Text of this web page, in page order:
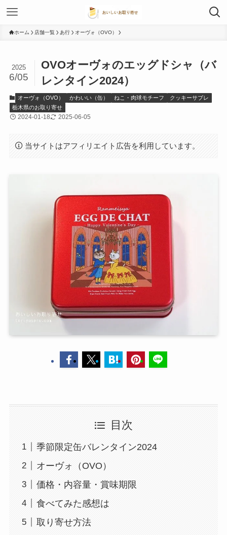
ホーム 店舗一覧 あ行 オーヴォ（OVO）
OVOオーヴォのエッグドシャ（バ
レンタイン2024）
2025
6/05
オーヴォ（OVO） かわいい（缶） ねこ・肉球モチーフ
クッキーサブレ
栃木県のお取り寄せ
2024-01-18 2025-06-05
当サイトはアフィリエイト広告を利用しています。
目次
季節限定缶バレンタイン2024
オーヴォ（OVO）
価格・内容量・賞味期限
食べてみた感想は
取り寄せ方法